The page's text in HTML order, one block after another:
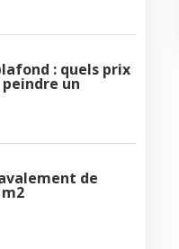
: quels prix
un
de